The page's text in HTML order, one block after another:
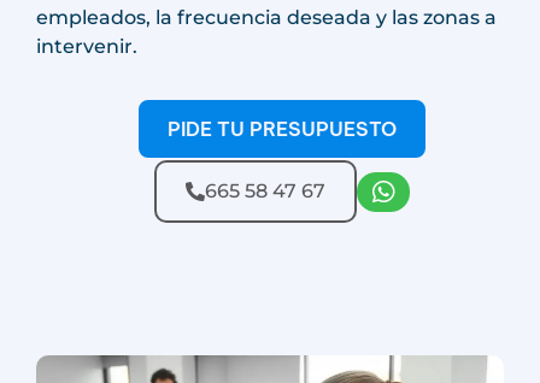
empleados, la frecuencia deseada y las zonas a
intervenir.
PIDE TU PRESUPUESTO
665 58 47 67